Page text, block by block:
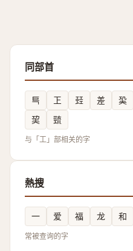
同部首
巪 㠪 㠭 差 巬
巭
巰
与「工」部相关的字
熱搜
一 爱 福 龙 和
常被查询的字